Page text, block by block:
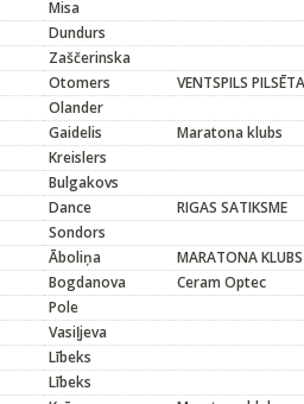
Misa
Dundurs
Zaščerinska
Otomers
VENTSPILS
Olander
Gaidelis
Maratona klubs
Kreislers
Bulgakovs
Dance
RIGAS SATIKSME
Sondors
Āboliņa
MARATONA KLUBS
Bogdanova
Ceram Optec
Pole
Vasiļjeva
Lībeks
Lībeks